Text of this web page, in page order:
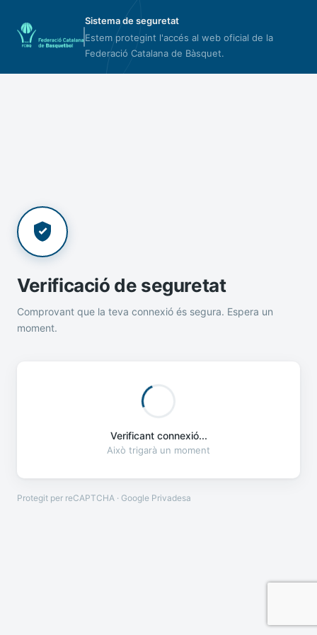
Sistema de seguretat
Estem protegint l'accés al web oficial de la
Federació Catalana de Bàsquet.
Verificació de seguretat
Comprovant que la teva connexió és segura. Espera un
moment.
Verificant connexió...
Això trigarà un moment
Protegit per reCAPTCHA · Google Privadesa